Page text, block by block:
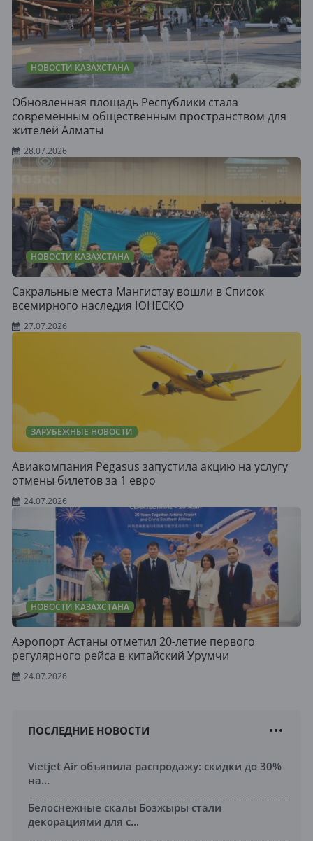
НОВОСТИ КАЗАХСТАНА
Обновленная площадь Республики стала
современным общественным пространством для
жителей Алматы
28.07.2026
НОВОСТИ КАЗАХСТАНА
Сакральные места Мангистау вошли в Список
всемирного наследия ЮНЕСКО
27.07.2026
ЗАРУБЕЖНЫЕ НОВОСТИ
Авиакомпания Pegasus запустила акцию на услугу
отмены билетов за 1 евро
24.07.2026
НОВОСТИ КАЗАХСТАНА
Аэропорт Астаны отметил 20-летие первого
регулярного рейса в китайский Урумчи
24.07.2026
ПОСЛЕДНИЕ НОВОСТИ
Vietjet Air объявила распродажу: скидки до 30%
на...
Белоснежные скалы Бозжыры стали
декорациями для с...